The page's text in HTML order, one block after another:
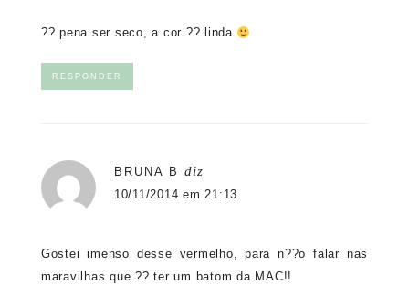
?? pena ser seco, a cor ?? linda
RESPONDER
BRUNA B diz
10/11/2014 em 21:13
Gostei imenso desse vermelho, para n??o falar nas
maravilhas que ?? ter um batom da MAC!!